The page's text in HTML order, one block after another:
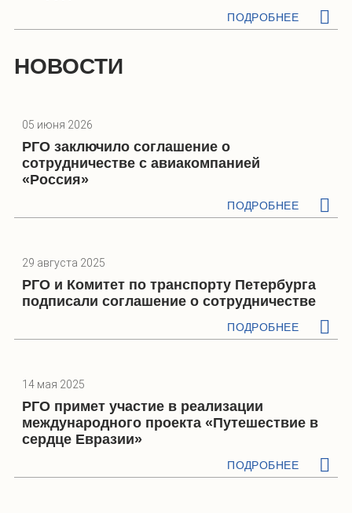
ПОДРОБНЕЕ
НОВОСТИ
05 июня 2026
РГО заключило соглашение о
сотрудничестве с авиакомпанией
«Россия»
ПОДРОБНЕЕ
29 августа 2025
РГО и Комитет по транспорту Петербурга
подписали соглашение о сотрудничестве
ПОДРОБНЕЕ
14 мая 2025
РГО примет участие в реализации
международного проекта «Путешествие в
сердце Евразии»
ПОДРОБНЕЕ